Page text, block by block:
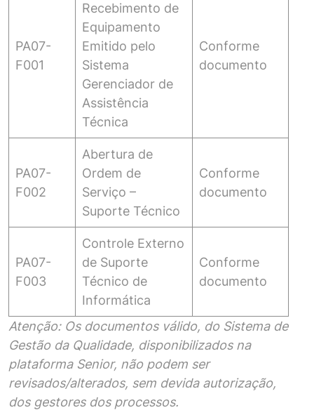
PA07-
F001
Recebimento de
Equipamento
Emitido pelo
Sistema
Gerenciador de
Assistência
Técnica
Conforme
documento
PA07-
F002
Abertura de
Ordem de
Serviço –
Suporte Técnico
Conforme
documento
PA07-
F003
Controle Externo
de Suporte
Técnico de
Informática
Conforme
documento
Atenção: Os documentos válido, do Sistema de
Gestão da Qualidade, disponibilizados na
plataforma Senior, não podem ser
revisados/alterados, sem devida autorização,
dos gestores dos processos.